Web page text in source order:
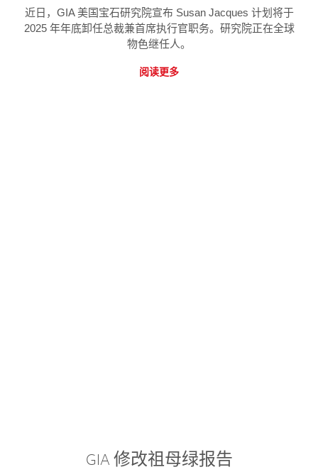
近日，GIA 美国宝石研究院宣布 Susan Jacques 计划将于
2025 年年底卸任总裁兼首席执行官职务。研究院正在全球
物色继任人。
阅读更多
GIA 修改祖母绿报告